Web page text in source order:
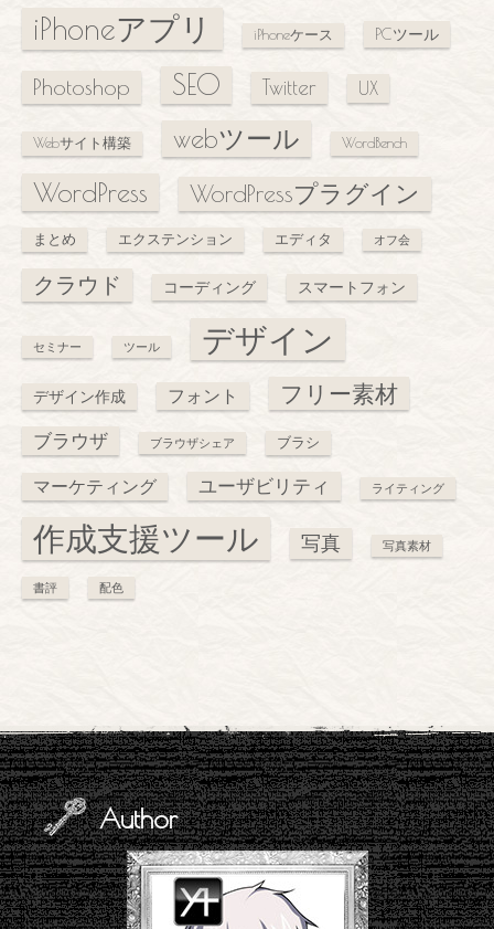
iPhoneアプリ
iPhoneケース PCツール
Photoshop SEO Twitter UX
Webサイト構築 webツール WordBench
WordPress WordPressプラグイン
まとめ エクステンション エディタ オフ会
クラウド コーディング スマートフォン
セミナー ツール デザイン
デザイン作成 フォント フリー素材
ブラウザ ブラウザシェア ブラシ
マーケティング ユーザビリティ ライティング
作成支援ツール 写真 写真素材
書評 配色
Author